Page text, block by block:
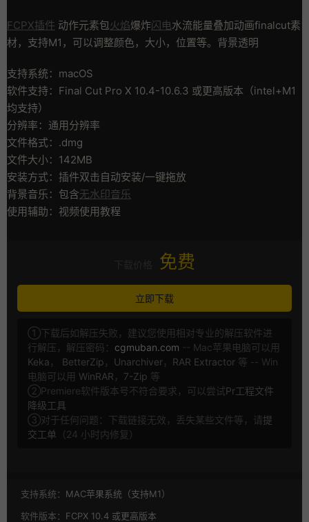
FCPX插件 动作元素包火焰爆炸闪电水流能量叠加动画finalcut素
材，支持M1，可以调整颜色，大小，位置等。背景透明
支持系统：macOS
软件支持：Final Cut Pro X 10.4-10.6.3 或更高版本（intel+M1
均支持）
分辨率：通用分辨率
文件格式：.dmg
文件大小：142MB
安装方式：插件双击自动安装/一键拖放
背景音乐：包含无水印音乐
使用辅助：视频使用教程
免费
立即下载
①下载后如解压失败，建议您使用相对专业的解压软件进
行解压，解压密码： cgmuban.com -- Mac苹果电脑可以用
Keka ， BetterZip ， Unarchiver， RAR Extractor 等 -- Win
电脑可以用 WinRAR ， 7-Zip 等
②Premiere软件版本号不符合要求，可以尝试Pr工程文件
降级工具
③对于任何问题：下载链接无效，丢失某些文件等，请提
交工单 （24 小时内修复）
支持系统： MAC苹果系统（支持M1）
软件版本： FCPX 10.4 或更高版本